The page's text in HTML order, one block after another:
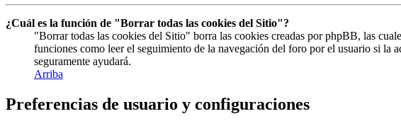
¿Cuál es la función de "Borrar todas las cookies del Sitio"?
"Borrar todas las cookies del Sitio" borra las cookies creadas por phpBB, las
funciones como leer el seguimiento de la navegación del foro por el usuario si
seguramente ayudará.
Arriba
Preferencias de usuario y configuraciones